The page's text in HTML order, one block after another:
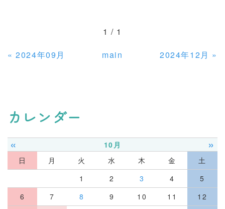
1 / 1
«2024年09月 main 2024年12月 »
カレンダー
« 10月 »
日 月 火 水 木 金
土
1
2 3 4
5
6
7 8 9 10 11
12